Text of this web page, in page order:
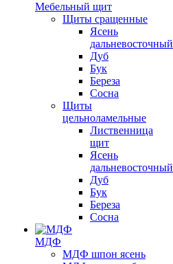
Мебельный щит
Щиты сращенные
Ясень
дальневосточный
Дуб
Бук
Береза
Сосна
Щиты
цельноламельные
Лиственница
щит
Ясень
дальневосточный
Дуб
Бук
Береза
Сосна
МДФ
МДФ шпон ясень